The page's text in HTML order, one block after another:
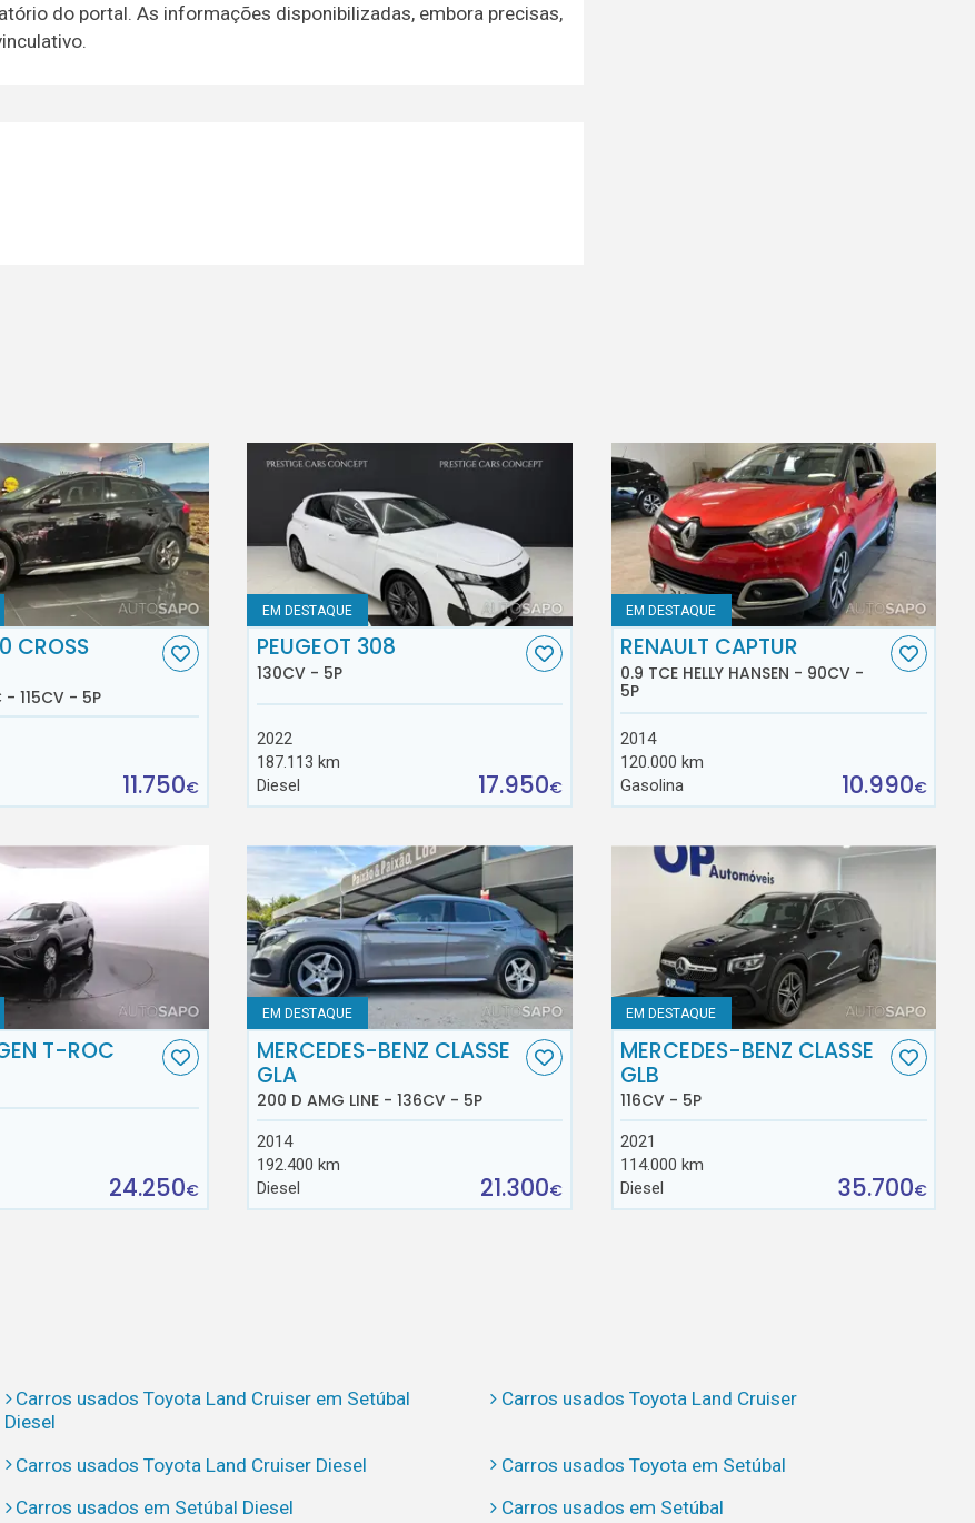
do portal. As informações disponibilizadas, embora precisas,
CROSS
- 115CV - 5P
11.750€
EM DESTAQUE
PEUGEOT 308
130CV - 5P
2022
187.113 km
Diesel
17.950€
EM DESTAQUE
RENAULT CAPTUR
0.9 TCE HELLY HANSEN - 90CV -
5P
2014
120.000 km
Gasolina
10.990€
T-ROC
24.250€
EM DESTAQUE
MERCEDES-BENZ CLASSE
GLA
200 D AMG LINE - 136CV - 5P
2014
192.400 km
Diesel
21.300€
EM DESTAQUE
MERCEDES-BENZ CLASSE
GLB
116CV - 5P
2021
114.000 km
Diesel
35.700€
Carros usados Toyota Land Cruiser em Setúbal
Diesel
Carros usados Toyota Land Cruiser
Carros usados Toyota Land Cruiser Diesel
Carros usados Toyota em Setúbal
Carros usados em Setúbal Diesel Carros usados em Setúbal